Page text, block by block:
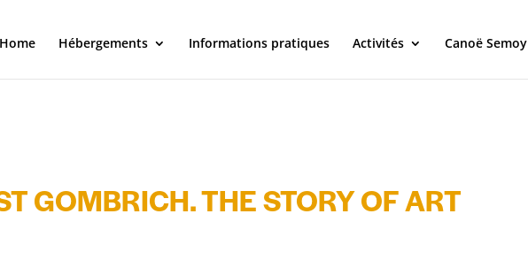
Home Hébergements Informations pratiques Activités Canoë Semoy
GOMBRICH. THE STORY OF ART